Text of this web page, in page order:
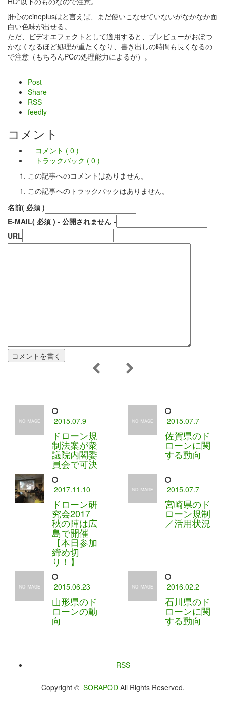
肝心のcineplusはと言えば、まだ使いこなせていないがなかなか面
白い色味が出せる。
ただ、ビデオエフェクトとして適用すると、プレビューがおぼつ
かなくなるほど処理が重たくなり、書き出しの時間も長くなるの
で注意（もちろんPCの処理能力によるが）。
Post
Share
RSS
feedly
コメント
コメント ( 0 )
トラックバック ( 0 )
この記事へのコメントはありません。
この記事へのトラックバックはありません。
名前( 必須 )
E-MAIL( 必須 ) - 公開されません -
URL
2015.07.9
ドローン規
制法案が衆
議院内閣委
員会で可決
2015.07.7
佐賀県のド
ローンに関
する動向
2017.11.10
ドローン研
究会2017
秋の陣は広
島で開催
【本日参加
締め切
り！】
2015.07.7
宮崎県のド
ローン規制
／活用状況
2015.06.23
山形県のド
ローンの動
向
2016.02.2
石川県のド
ローンに関
する動向
RSS
Copyright © SORAPOD All Rights Reserved.